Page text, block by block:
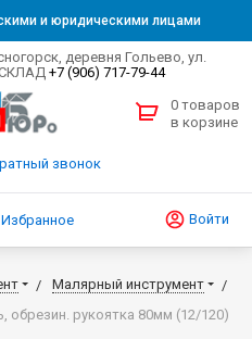
и юридическими лицами
деревня Гольево, ул.
СКЛАД +7 (906) 717-79-44
звонок
0 товаров
в корзине
Избранное Войти
Малярный инструмент
обрезин. рукоятка 80мм (12/120)